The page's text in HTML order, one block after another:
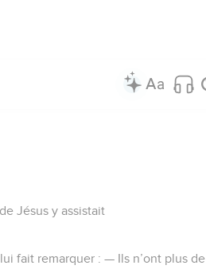
Jésus y assistait
fait remarquer : — Ils n’ont plus de